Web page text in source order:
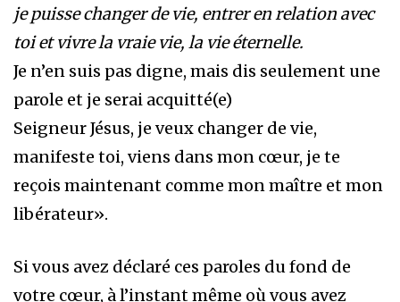
je puisse changer de vie, entrer en relation avec
toi et vivre la vraie vie, la vie éternelle.
Je n’en suis pas digne, mais dis seulement une
parole et je serai acquitté(e)
Seigneur Jésus, je veux changer de vie,
manifeste toi, viens dans mon cœur, je te
reçois maintenant comme mon maître et mon
libérateur».
Si vous avez déclaré ces paroles du fond de
votre cœur, à l’instant même où vous avez